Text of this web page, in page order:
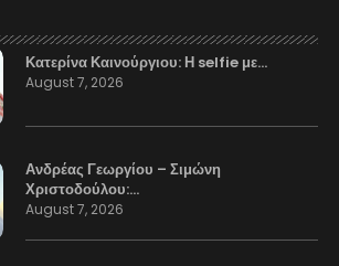
Κατερίνα Καινούργιου: Η selfie με…
August 7, 2026
Ανδρέας Γεωργίου – Σιμώνη
Χριστοδούλου:…
August 7, 2026